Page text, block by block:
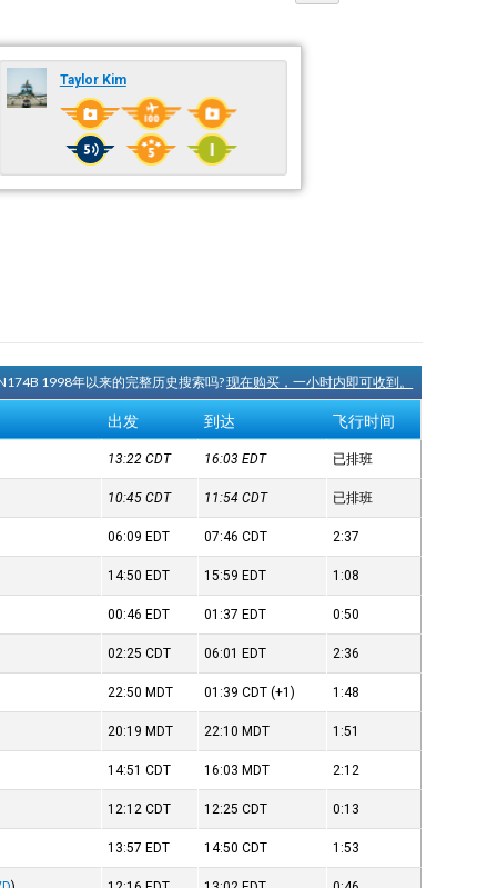
Taylor Kim
1998年以来的完整历史搜索吗?现在购买，一小时内即可收到。
出发 到达 飞行时间
13:22CDT 16:03EDT 已排班
10:45CDT 11:54CDT 已排班
06:09 EDT 07:46CDT 2:37
14:50 EDT 15:59 EDT 1:08
00:46 EDT 01:37 EDT 0:50
02:25CDT 06:01 EDT 2:36
22:50 MDT 01:39CDT (+1) 1:48
20:19 MDT 22:10 MDT 1:51
14:51CDT 16:03 MDT 2:12
12:12CDT 12:25CDT 0:13
13:57 EDT 14:50CDT 1:53